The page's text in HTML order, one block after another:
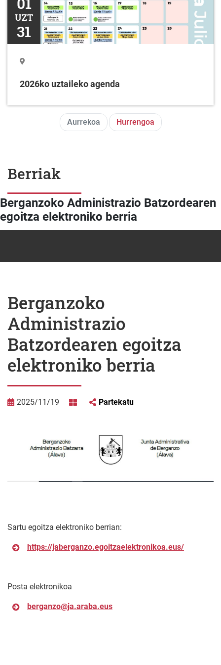
UZT
31
2026ko uztaileko agenda
Aurrekoa Hurrengoa
Berriak
Berganzoko Administrazio Batzordearen
egoitza elektroniko berria
Berganzoko
Administrazio
Batzordearen egoitza
elektroniko berria
2025/11/19 Partekatu
Sartu egoitza elektroniko berrian:
https://jaberganzo.egoitzaelektronikoa.eus/
Posta elektronikoa
berganzo@ja.araba.eus